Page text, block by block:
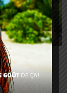
nos
de cet
qui